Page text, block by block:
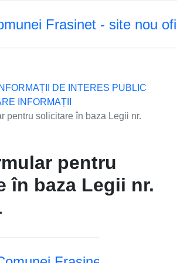
DE INTERES PUBLIC
INFORMAȚII
pentru solicitare în baza Legii nr.
pentru
în baza Legii nr.